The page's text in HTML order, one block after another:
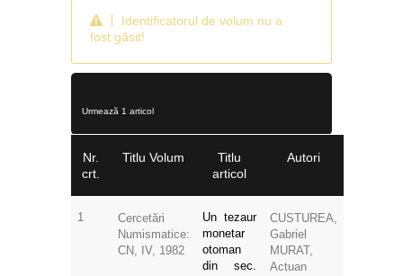
Identificatorul de volum nu a
fost găsit!
Urmează 1 articol
Nr.
crt.
Titlu Volum
Titlu
articol
Autori
1
Cercetări
Numismatice:
CN, IV, 1982
Un tezaur
monetar
otoman
din sec.
CUSTUREA,
Gabriel
MURAT,
Actuan